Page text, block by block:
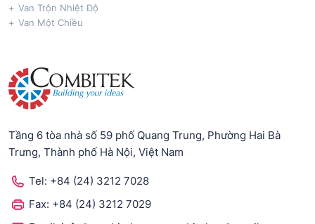
Van Trộn Nhiệt Độ
Van Một Chiều
Tầng 6 tòa nhà số 59 phố Quang Trung, Phường Hai Bà
Trưng, Thành phố Hà Nội, Việt Nam
Tel: +84 (24) 3212 7028
Fax: +84 (24) 3212 7029